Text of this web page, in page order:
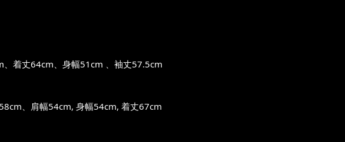
着丈64cm、身幅51cm 、袖丈57.5cm
、肩幅54cm, 身幅54cm, 着丈67cm